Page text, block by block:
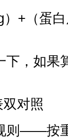
+（蛋
，如果
对照
则——按